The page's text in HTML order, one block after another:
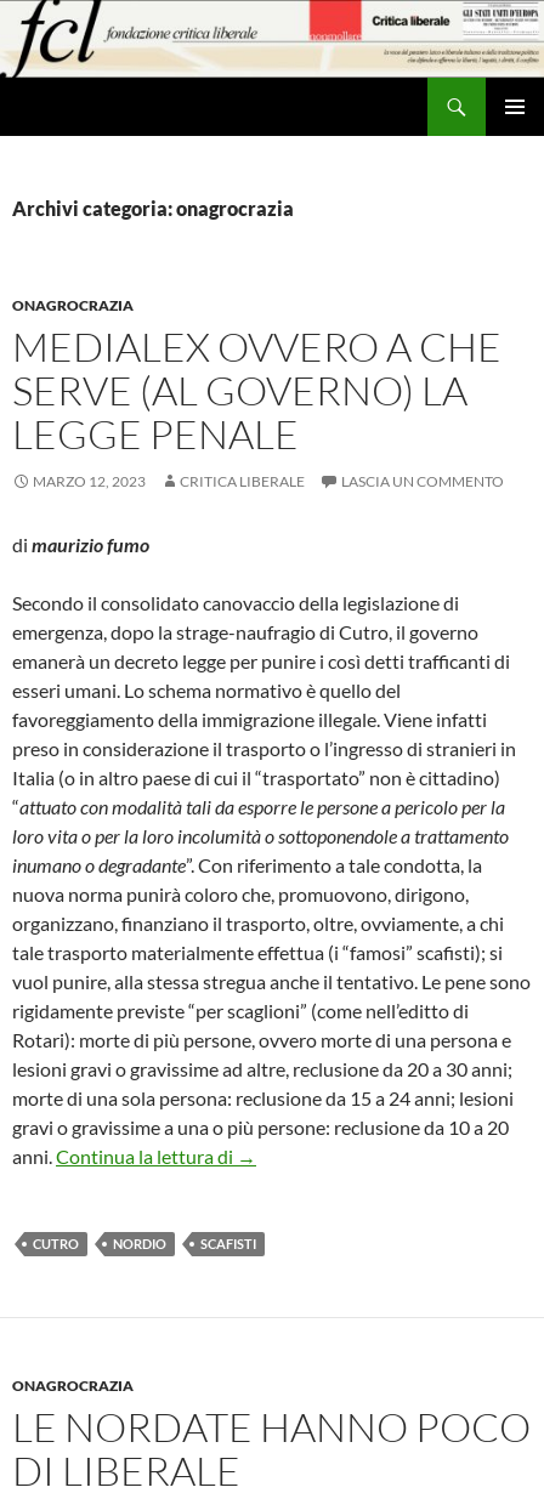
contenuto
Archivi categoria: onagrocrazia
ONAGROCRAZIA
MEDIALEX OVVERO A CHE
SERVE (AL GOVERNO) LA
LEGGE PENALE
MARZO 12, 2023 CRITICA LIBERALE LASCIA UN COMMENTO
di maurizio fumo
Secondo il consolidato canovaccio della legislazione di
emergenza, dopo la strage-naufragio di Cutro, il governo
emanerà un decreto legge per punire i così detti trafficanti di
esseri umani. Lo schema normativo è quello del
favoreggiamento della immigrazione illegale. Viene infatti
preso in considerazione il trasporto o l’ingresso di stranieri in
Italia (o in altro paese di cui il “trasportato” non è cittadino)
“attuato con modalità tali da esporre le persone a pericolo per la
loro vita o per la loro incolumità o sottoponendole a trattamento
inumano o degradante”. Con riferimento a tale condotta, la
nuova norma punirà coloro che, promuovono, dirigono,
organizzano, finanziano il trasporto, oltre, ovviamente, a chi
tale trasporto materialmente effettua (i “famosi” scafisti); si
vuol punire, alla stessa stregua anche il tentativo. Le pene sono
rigidamente previste “per scaglioni” (come nell’editto di
Rotari): morte di più persone, ovvero morte di una persona e
lesioni gravi o gravissime ad altre, reclusione da 20 a 30 anni;
morte di una sola persona: reclusione da 15 a 24 anni; lesioni
gravi o gravissime a una o più persone: reclusione da 10 a 20
anni. Continua la lettura di MEDIALEX OVVERO A CHE
→
CUTRO NORDIO SCAFISTI
ONAGROCRAZIA
LE NORDATE HANNO POCO
DI LIBERALE